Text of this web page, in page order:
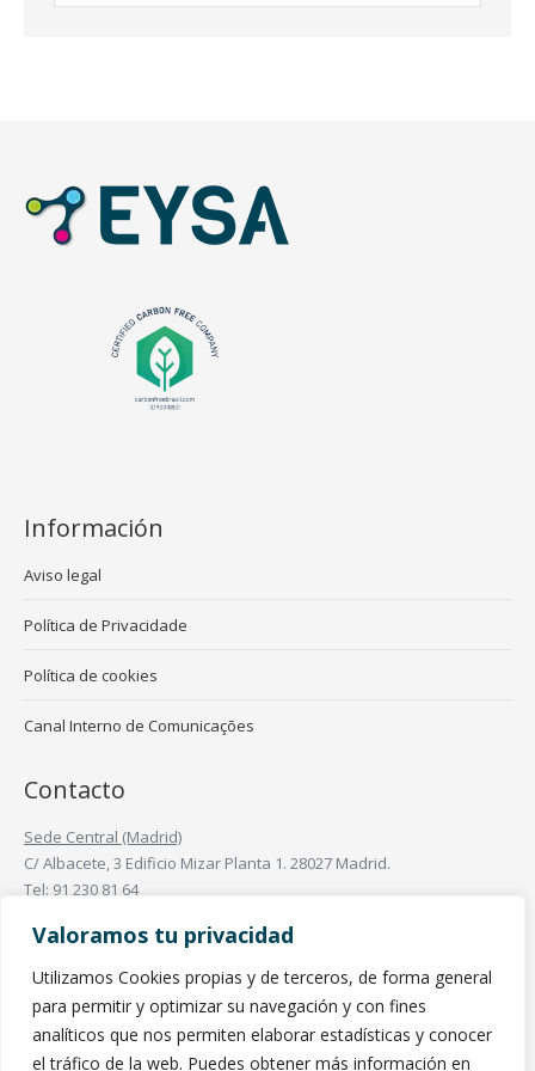
Valoramos tu privacidad
Utilizamos Cookies propias y de terceros, de forma general
para permitir y optimizar su navegación y con fines
analíticos que nos permiten elaborar estadísticas y conocer
el tráfico de la web. Puedes obtener más información en
Información
Aviso legal
Política de Privacidade
Política de cookies
Canal Interno de Comunicações
Contacto
Sede Central (Madrid)
C/ Albacete, 3 Edificio Mizar Planta 1. 28027 Madrid.
Tel: 91 230 81 64
Oficinas en España
Oficinas en el Mundo
Find us on:
Linkedin
page